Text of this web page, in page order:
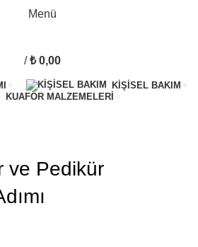
Menü
/ ₺0,00
KIŞISEL BAKIM
KUAFÖR MALZEMELERI
ve Pedikür